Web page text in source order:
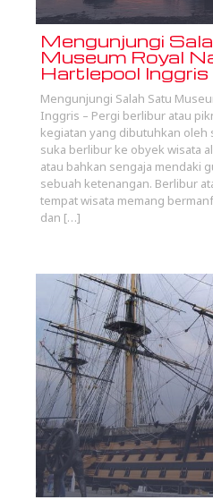
Mengunjungi
Museum Royal
Hartlepool Inggris
Mengunjungi Salah Satu
Inggris – Pergi berlibur atau
kegiatan yang dibutuhkan oleh
suka berlibur ke obyek wisata
atau bahkan sengaja mendaki
sebuah ketenangan. Berlibur
tempat wisata memang
dan […]